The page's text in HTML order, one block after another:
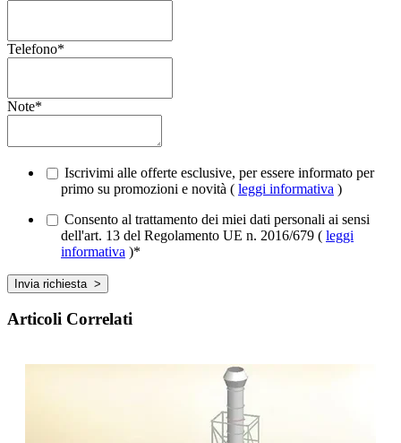
Telefono*
Note*
Iscrivimi alle offerte esclusive, per essere informato per
primo su promozioni e novità ( leggi informativa )
Consento al trattamento dei miei dati personali ai sensi
dell'art. 13 del Regolamento UE n. 2016/679 ( leggi
informativa )*
Articoli Correlati